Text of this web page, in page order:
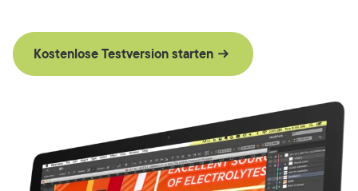
Kostenlose Testversion starten